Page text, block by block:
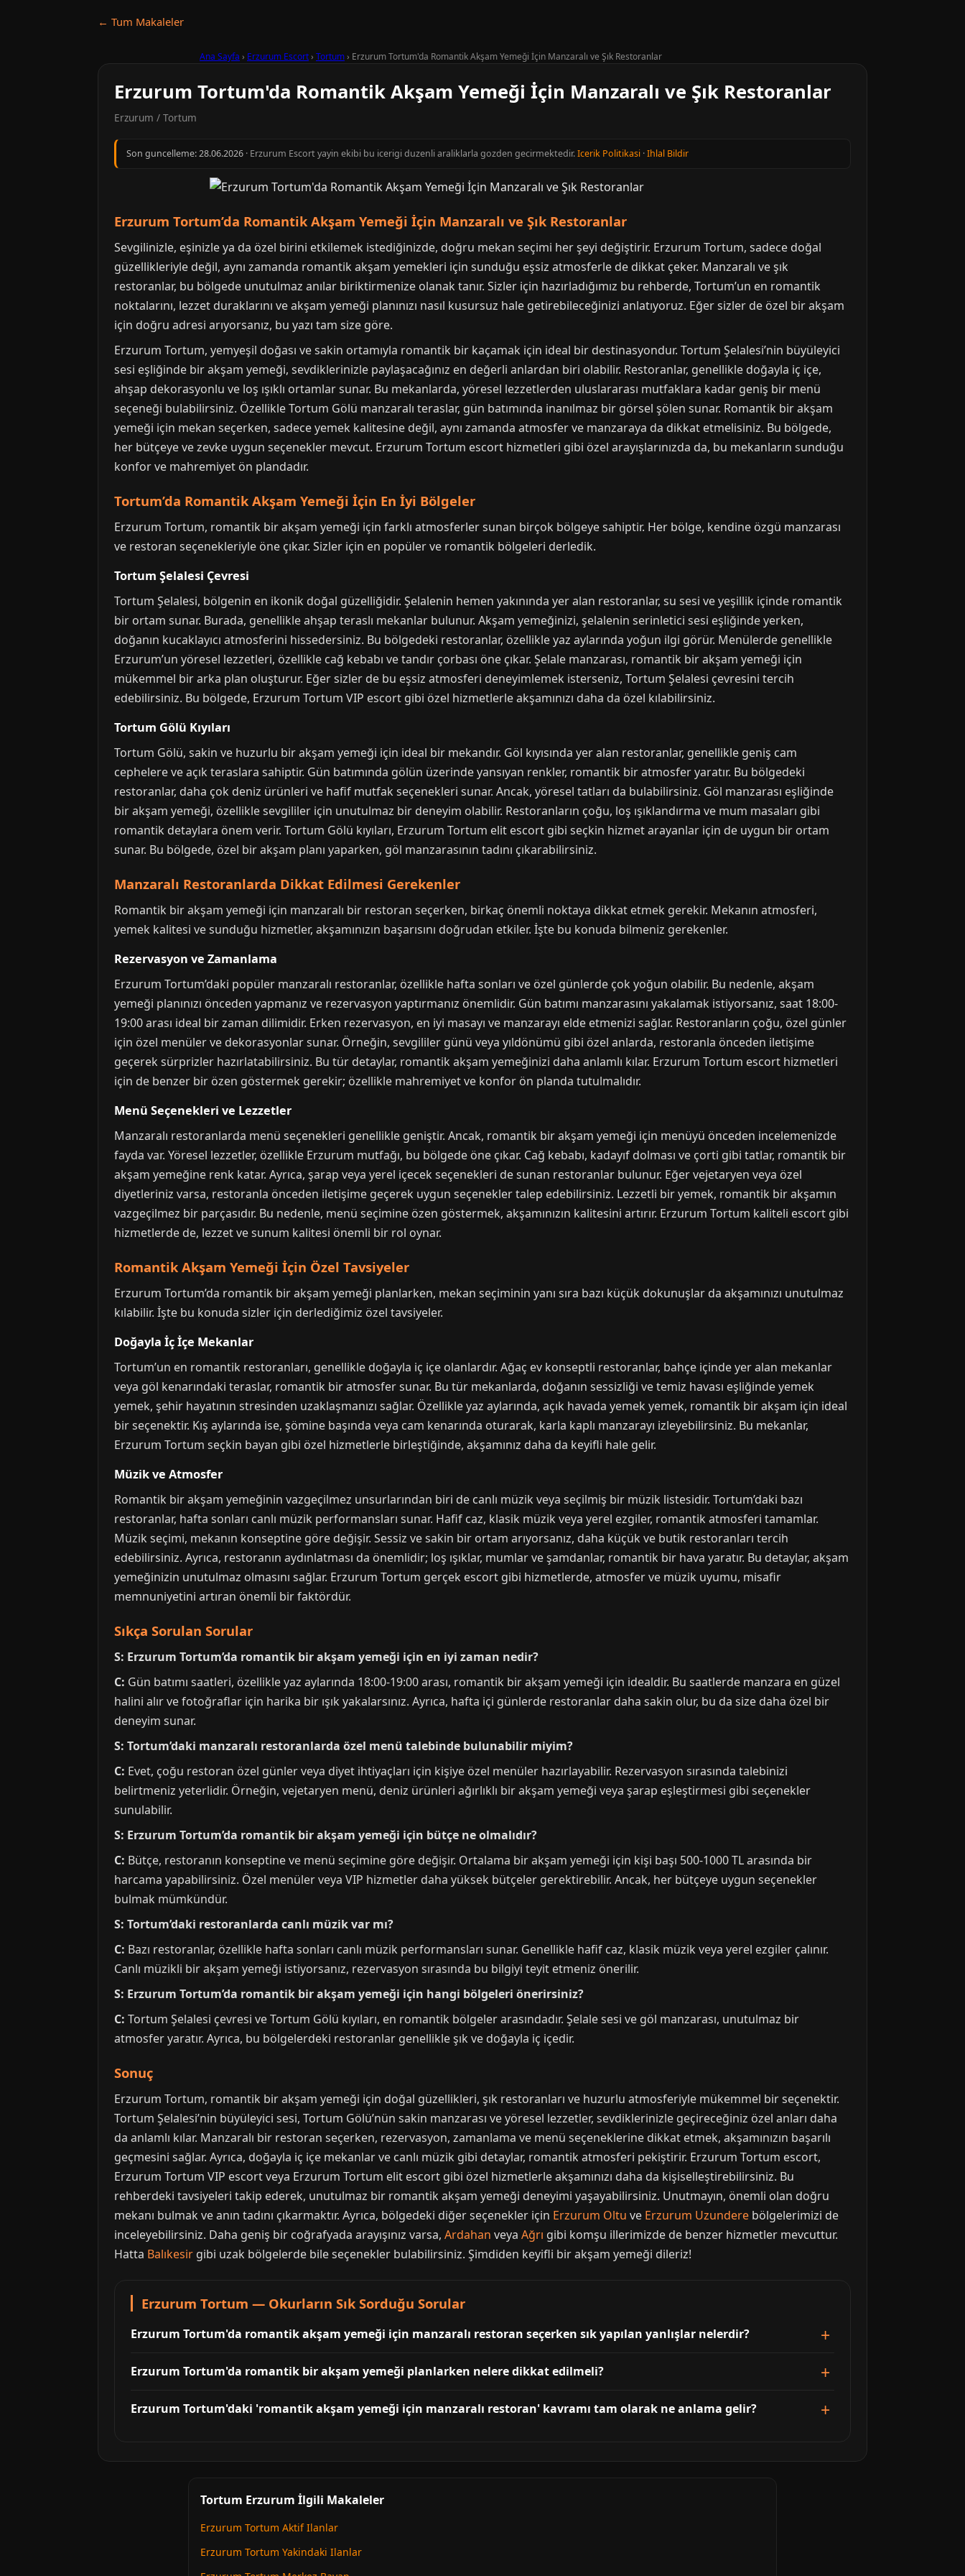
← Tum Makaleler
Ana Sayfa › Erzurum Escort› Tortum› Erzurum Tortum'da Romantik Akşam Yemeği İçin Manzaralı ve Şık Restoranlar
Erzurum Tortum'da Romantik Akşam Yemeği İçin Manzaralı ve Şık Restoranlar
Erzurum / Tortum
Son guncelleme:28.06.2026 · Erzurum Escort yayin ekibi bu icerigi duzenli araliklarla gozden gecirmektedir.Icerik Politikasi ·Ihlal Bildir
Erzurum Tortum’da Romantik Akşam Yemeği İçin Manzaralı ve Şık Restoranlar
Sevgilinizle, eşinizle ya da özel birini etkilemek istediğinizde, doğru mekan seçimi her şeyi değiştirir. Erzurum Tortum, sadece doğal
güzellikleriyle değil, aynı zamanda romantik akşam yemekleri için sunduğu eşsiz atmosferle de dikkat çeker. Manzaralı ve şık
restoranlar, bu bölgede unutulmaz anılar biriktirmenize olanak tanır. Sizler için hazırladığımız bu rehberde, Tortum’un en romantik
noktalarını, lezzet duraklarını ve akşam yemeği planınızı nasıl kusursuz hale getirebileceğinizi anlatıyoruz. Eğer sizler de özel bir akşam
için doğru adresi arıyorsanız, bu yazı tam size göre.
Erzurum Tortum, yemyeşil doğası ve sakin ortamıyla romantik bir kaçamak için ideal bir destinasyondur. Tortum Şelalesi’nin büyüleyici
sesi eşliğinde bir akşam yemeği, sevdiklerinizle paylaşacağınız en değerli anlardan biri olabilir. Restoranlar, genellikle doğayla iç içe,
ahşap dekorasyonlu ve loş ışıklı ortamlar sunar. Bu mekanlarda, yöresel lezzetlerden uluslararası mutfaklara kadar geniş bir menü
seçeneği bulabilirsiniz. Özellikle Tortum Gölü manzaralı teraslar, gün batımında inanılmaz bir görsel şölen sunar. Romantik bir akşam
yemeği için mekan seçerken, sadece yemek kalitesine değil, aynı zamanda atmosfer ve manzaraya da dikkat etmelisiniz. Bu bölgede,
her bütçeye ve zevke uygun seçenekler mevcut. Erzurum Tortum escort hizmetleri gibi özel arayışlarınızda da, bu mekanların sunduğu
konfor ve mahremiyet ön plandadır.
Tortum’da Romantik Akşam Yemeği İçin En İyi Bölgeler
Erzurum Tortum, romantik bir akşam yemeği için farklı atmosferler sunan birçok bölgeye sahiptir. Her bölge, kendine özgü manzarası
ve restoran seçenekleriyle öne çıkar. Sizler için en popüler ve romantik bölgeleri derledik.
Tortum Şelalesi Çevresi
Tortum Şelalesi, bölgenin en ikonik doğal güzelliğidir. Şelalenin hemen yakınında yer alan restoranlar, su sesi ve yeşillik içinde romantik
bir ortam sunar. Burada, genellikle ahşap teraslı mekanlar bulunur. Akşam yemeğinizi, şelalenin serinletici sesi eşliğinde yerken,
doğanın kucaklayıcı atmosferini hissedersiniz. Bu bölgedeki restoranlar, özellikle yaz aylarında yoğun ilgi görür. Menülerde genellikle
Erzurum’un yöresel lezzetleri, özellikle cağ kebabı ve tandır çorbası öne çıkar. Şelale manzarası, romantik bir akşam yemeği için
mükemmel bir arka plan oluşturur. Eğer sizler de bu eşsiz atmosferi deneyimlemek isterseniz, Tortum Şelalesi çevresini tercih
edebilirsiniz. Bu bölgede, Erzurum Tortum VIP escort gibi özel hizmetlerle akşamınızı daha da özel kılabilirsiniz.
Tortum Gölü Kıyıları
Tortum Gölü, sakin ve huzurlu bir akşam yemeği için ideal bir mekandır. Göl kıyısında yer alan restoranlar, genellikle geniş cam
cephelere ve açık teraslara sahiptir. Gün batımında gölün üzerinde yansıyan renkler, romantik bir atmosfer yaratır. Bu bölgedeki
restoranlar, daha çok deniz ürünleri ve hafif mutfak seçenekleri sunar. Ancak, yöresel tatları da bulabilirsiniz. Göl manzarası eşliğinde
bir akşam yemeği, özellikle sevgililer için unutulmaz bir deneyim olabilir. Restoranların çoğu, loş ışıklandırma ve mum masaları gibi
romantik detaylara önem verir. Tortum Gölü kıyıları, Erzurum Tortum elit escort gibi seçkin hizmet arayanlar için de uygun bir ortam
sunar. Bu bölgede, özel bir akşam planı yaparken, göl manzarasının tadını çıkarabilirsiniz.
Manzaralı Restoranlarda Dikkat Edilmesi Gerekenler
Romantik bir akşam yemeği için manzaralı bir restoran seçerken, birkaç önemli noktaya dikkat etmek gerekir. Mekanın atmosferi,
yemek kalitesi ve sunduğu hizmetler, akşamınızın başarısını doğrudan etkiler. İşte bu konuda bilmeniz gerekenler.
Rezervasyon ve Zamanlama
Erzurum Tortum’daki popüler manzaralı restoranlar, özellikle hafta sonları ve özel günlerde çok yoğun olabilir. Bu nedenle, akşam
yemeği planınızı önceden yapmanız ve rezervasyon yaptırmanız önemlidir. Gün batımı manzarasını yakalamak istiyorsanız, saat 18:00-
19:00 arası ideal bir zaman dilimidir. Erken rezervasyon, en iyi masayı ve manzarayı elde etmenizi sağlar. Restoranların çoğu, özel günler
için özel menüler ve dekorasyonlar sunar. Örneğin, sevgililer günü veya yıldönümü gibi özel anlarda, restoranla önceden iletişime
geçerek sürprizler hazırlatabilirsiniz. Bu tür detaylar, romantik akşam yemeğinizi daha anlamlı kılar. Erzurum Tortum escort hizmetleri
için de benzer bir özen göstermek gerekir; özellikle mahremiyet ve konfor ön planda tutulmalıdır.
Menü Seçenekleri ve Lezzetler
Manzaralı restoranlarda menü seçenekleri genellikle geniştir. Ancak, romantik bir akşam yemeği için menüyü önceden incelemenizde
fayda var. Yöresel lezzetler, özellikle Erzurum mutfağı, bu bölgede öne çıkar. Cağ kebabı, kadayıf dolması ve çorti gibi tatlar, romantik bir
akşam yemeğine renk katar. Ayrıca, şarap veya yerel içecek seçenekleri de sunan restoranlar bulunur. Eğer vejetaryen veya özel
diyetleriniz varsa, restoranla önceden iletişime geçerek uygun seçenekler talep edebilirsiniz. Lezzetli bir yemek, romantik bir akşamın
vazgeçilmez bir parçasıdır. Bu nedenle, menü seçimine özen göstermek, akşamınızın kalitesini artırır. Erzurum Tortum kaliteli escort gibi
hizmetlerde de, lezzet ve sunum kalitesi önemli bir rol oynar.
Romantik Akşam Yemeği İçin Özel Tavsiyeler
Erzurum Tortum’da romantik bir akşam yemeği planlarken, mekan seçiminin yanı sıra bazı küçük dokunuşlar da akşamınızı unutulmaz
kılabilir. İşte bu konuda sizler için derlediğimiz özel tavsiyeler.
Doğayla İç İçe Mekanlar
Tortum’un en romantik restoranları, genellikle doğayla iç içe olanlardır. Ağaç ev konseptli restoranlar, bahçe içinde yer alan mekanlar
veya göl kenarındaki teraslar, romantik bir atmosfer sunar. Bu tür mekanlarda, doğanın sessizliği ve temiz havası eşliğinde yemek
yemek, şehir hayatının stresinden uzaklaşmanızı sağlar. Özellikle yaz aylarında, açık havada yemek yemek, romantik bir akşam için ideal
bir seçenektir. Kış aylarında ise, şömine başında veya cam kenarında oturarak, karla kaplı manzarayı izleyebilirsiniz. Bu mekanlar,
Erzurum Tortum seçkin bayan gibi özel hizmetlerle birleştiğinde, akşamınız daha da keyifli hale gelir.
Müzik ve Atmosfer
Romantik bir akşam yemeğinin vazgeçilmez unsurlarından biri de canlı müzik veya seçilmiş bir müzik listesidir. Tortum’daki bazı
restoranlar, hafta sonları canlı müzik performansları sunar. Hafif caz, klasik müzik veya yerel ezgiler, romantik atmosferi tamamlar.
Müzik seçimi, mekanın konseptine göre değişir. Sessiz ve sakin bir ortam arıyorsanız, daha küçük ve butik restoranları tercih
edebilirsiniz. Ayrıca, restoranın aydınlatması da önemlidir; loş ışıklar, mumlar ve şamdanlar, romantik bir hava yaratır. Bu detaylar, akşam
yemeğinizin unutulmaz olmasını sağlar. Erzurum Tortum gerçek escort gibi hizmetlerde, atmosfer ve müzik uyumu, misafir
memnuniyetini artıran önemli bir faktördür.
Sıkça Sorulan Sorular
S: Erzurum Tortum’da romantik bir akşam yemeği için en iyi zaman nedir?
C: Gün batımı saatleri, özellikle yaz aylarında 18:00-19:00 arası, romantik bir akşam yemeği için idealdir. Bu saatlerde manzara en güzel
halini alır ve fotoğraflar için harika bir ışık yakalarsınız. Ayrıca, hafta içi günlerde restoranlar daha sakin olur, bu da size daha özel bir
deneyim sunar.
S: Tortum’daki manzaralı restoranlarda özel menü talebinde bulunabilir miyim?
C: Evet, çoğu restoran özel günler veya diyet ihtiyaçları için kişiye özel menüler hazırlayabilir. Rezervasyon sırasında talebinizi
belirtmeniz yeterlidir. Örneğin, vejetaryen menü, deniz ürünleri ağırlıklı bir akşam yemeği veya şarap eşleştirmesi gibi seçenekler
sunulabilir.
S: Erzurum Tortum’da romantik bir akşam yemeği için bütçe ne olmalıdır?
C: Bütçe, restoranın konseptine ve menü seçimine göre değişir. Ortalama bir akşam yemeği için kişi başı 500-1000 TL arasında bir
harcama yapabilirsiniz. Özel menüler veya VIP hizmetler daha yüksek bütçeler gerektirebilir. Ancak, her bütçeye uygun seçenekler
bulmak mümkündür.
S: Tortum’daki restoranlarda canlı müzik var mı?
C: Bazı restoranlar, özellikle hafta sonları canlı müzik performansları sunar. Genellikle hafif caz, klasik müzik veya yerel ezgiler çalınır.
Canlı müzikli bir akşam yemeği istiyorsanız, rezervasyon sırasında bu bilgiyi teyit etmeniz önerilir.
S: Erzurum Tortum’da romantik bir akşam yemeği için hangi bölgeleri önerirsiniz?
C: Tortum Şelalesi çevresi ve Tortum Gölü kıyıları, en romantik bölgeler arasındadır. Şelale sesi ve göl manzarası, unutulmaz bir
atmosfer yaratır. Ayrıca, bu bölgelerdeki restoranlar genellikle şık ve doğayla iç içedir.
Sonuç
Erzurum Tortum, romantik bir akşam yemeği için doğal güzellikleri, şık restoranları ve huzurlu atmosferiyle mükemmel bir seçenektir.
Tortum Şelalesi’nin büyüleyici sesi, Tortum Gölü’nün sakin manzarası ve yöresel lezzetler, sevdiklerinizle geçireceğiniz özel anları daha
da anlamlı kılar. Manzaralı bir restoran seçerken, rezervasyon, zamanlama ve menü seçeneklerine dikkat etmek, akşamınızın başarılı
geçmesini sağlar. Ayrıca, doğayla iç içe mekanlar ve canlı müzik gibi detaylar, romantik atmosferi pekiştirir. Erzurum Tortum escort,
Erzurum Tortum VIP escort veya Erzurum Tortum elit escort gibi özel hizmetlerle akşamınızı daha da kişiselleştirebilirsiniz. Bu
rehberdeki tavsiyeleri takip ederek, unutulmaz bir romantik akşam yemeği deneyimi yaşayabilirsiniz. Unutmayın, önemli olan doğru
mekanı bulmak ve anın tadını çıkarmaktır. Ayrıca, bölgedeki diğer seçenekler için Erzurum Oltu ve Erzurum Uzundere bölgelerimizi de
inceleyebilirsiniz. Daha geniş bir coğrafyada arayışınız varsa, Ardahan veya Ağrı gibi komşu illerimizde de benzer hizmetler mevcuttur.
Hatta Balıkesir gibi uzak bölgelerde bile seçenekler bulabilirsiniz. Şimdiden keyifli bir akşam yemeği dileriz!
Erzurum Tortum — Okurların Sık Sorduğu Sorular
Erzurum Tortum'da romantik akşam yemeği için manzaralı restoran seçerken sık yapılan yanlışlar nelerdir?
Erzurum Tortum'da romantik bir akşam yemeği planlarken nelere dikkat edilmeli?
Erzurum Tortum'daki 'romantik akşam yemeği için manzaralı restoran' kavramı tam olarak ne anlama gelir?
Tortum Erzurum İlgili Makaleler
Erzurum Tortum Aktif Ilanlar
Erzurum Tortum Yakindaki Ilanlar